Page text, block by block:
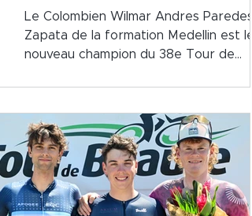
Le Colombien Wilmar Andres Paredes
Zapata de la formation Medellin est le
nouveau champion du 38e Tour de